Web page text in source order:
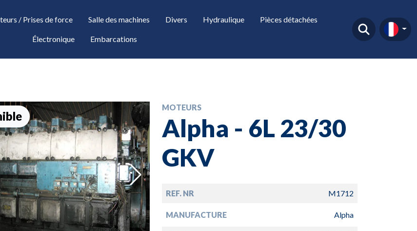
/ Prises de force Salle des machines Divers Hydraulique Pièces détachées
Électronique Embarcations
MOTEURS
Alpha - 6L 23/30
GKV
REF. NR M1712
MANUFACTURE Alpha